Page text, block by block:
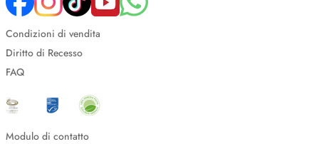
Condizioni di vendita
Diritto di Recesso
FAQ
Modulo di contatto